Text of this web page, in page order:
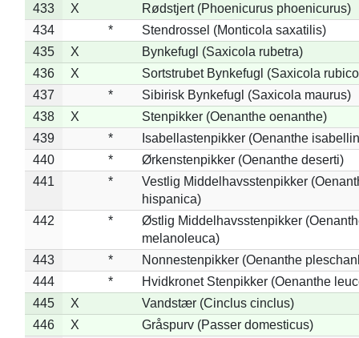
433
X
Rødstjert (Phoenicurus phoenicurus)
434
*
Stendrossel (Monticola saxatilis)
435
X
Bynkefugl (Saxicola rubetra)
436
X
Sortstrubet Bynkefugl (Saxicola
437
*
Sibirisk Bynkefugl (Saxicola maurus)
438
X
Stenpikker (Oenanthe oenanthe)
439
*
Isabellastenpikker (Oenanthe
440
*
Ørkenstenpikker (Oenanthe deserti)
441
*
Vestlig Middelhavsstenpikker
hispanica)
442
*
Østlig Middelhavsstenpikker
melanoleuca)
443
*
Nonnestenpikker (Oenanthe
444
*
Hvidkronet Stenpikker (Oenanthe
445
X
Vandstær (Cinclus cinclus)
446
X
Gråspurv (Passer domesticus)